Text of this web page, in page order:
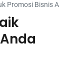
Promosi Bisnis Anda